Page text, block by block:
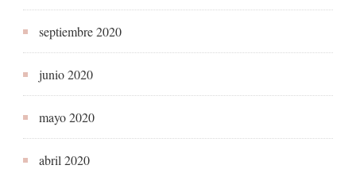
septiembre 2020
junio 2020
mayo 2020
abril 2020